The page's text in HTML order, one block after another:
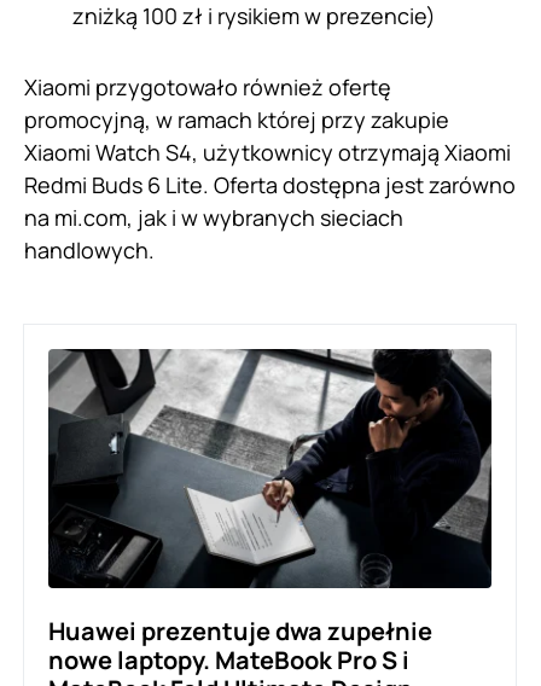
zniżką 100 zł i rysikiem w prezencie)
Xiaomi przygotowało również ofertę
promocyjną, w ramach której przy zakupie
Xiaomi Watch S4, użytkownicy otrzymają Xiaomi
Redmi Buds 6 Lite. Oferta dostępna jest zarówno
na mi.com, jak i w wybranych sieciach
handlowych.
Huawei prezentuje dwa zupełnie
nowe laptopy. MateBook Pro S i